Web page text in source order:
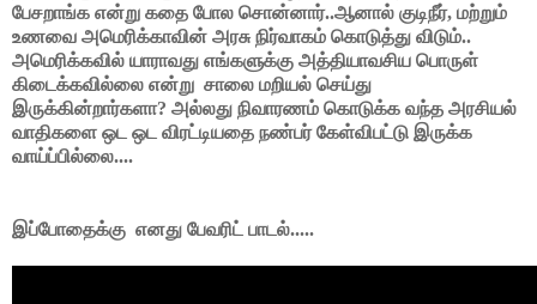
பேசறாங்க என்று கதை போல சொன்னார்..ஆனால் குடிநீர், மற்றும்
உணவை அமெரிக்காவின் அரசு நிர்வாகம் கொடுத்து விடும்..
அமெரிக்கவில் யாராவது எங்களுக்கு அத்தியாவசிய பொருள்
கிடைக்கவில்லை என்று சாலை மறியல் செய்து
இருக்கின்றார்களா? அல்லது நிவாரணம் கொடுக்க வந்த அரசியல்
வாதிகளை ஒட ஒட விரட்டியதை நண்பர் கேள்விபட்டு இருக்க
வாய்ப்பில்லை....
இப்போதைக்கு எனது பேவரிட் பாடல்.....